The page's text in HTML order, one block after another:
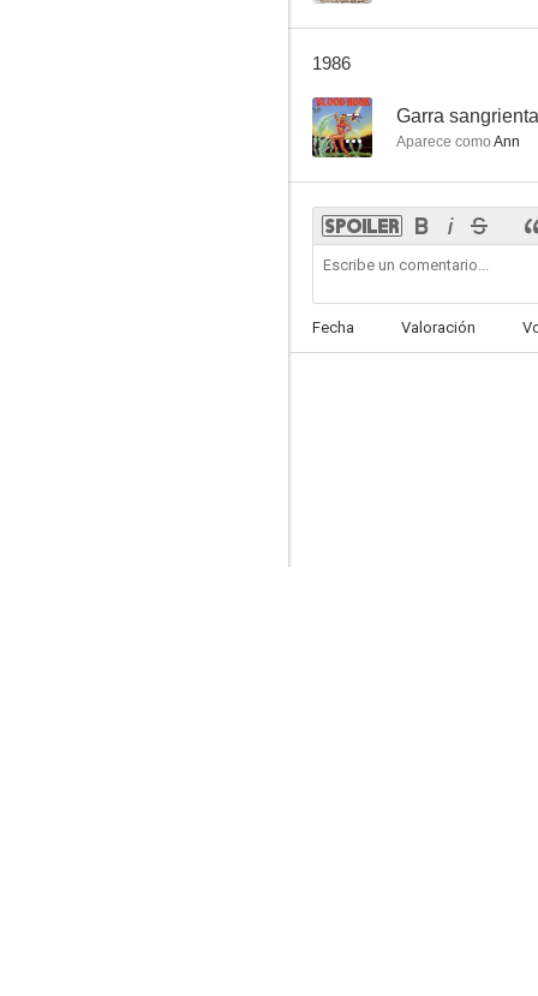
1986
-- Garra sangrienta
Aparece como Ann
Fecha Valoración